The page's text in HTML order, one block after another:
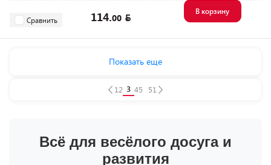
Сравнить 114.00
В корзину
Показать еще
12 3 45 51
Всё для весёлого досуга и
развития